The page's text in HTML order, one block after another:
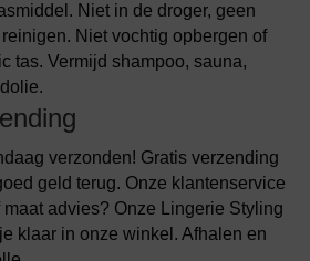
Niet in de droger, geen
Niet vochtig opbergen of
tas. Vermijd shampoo, sauna,
verzonden! Gratis verzending
geld terug. Onze klantenservice
advies? Onze Lingerie Styling
klaar in onze winkel. Afhalen en